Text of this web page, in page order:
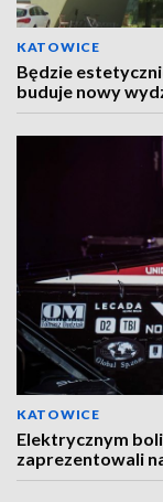
KATOWICE
Będzie
buduje nowy
KATOWICE
Elektrycznym
zaprezentowali